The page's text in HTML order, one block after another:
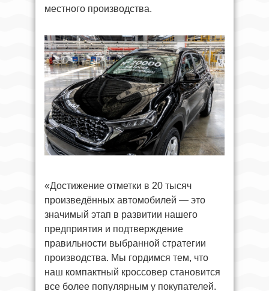
местного производства.
«Достижение отметки в 20 тысяч
произведённых автомобилей — это
значимый этап в развитии нашего
предприятия и подтверждение
правильности выбранной стратегии
производства. Мы гордимся тем, что
наш компактный кроссовер становится
все более популярным у покупателей.